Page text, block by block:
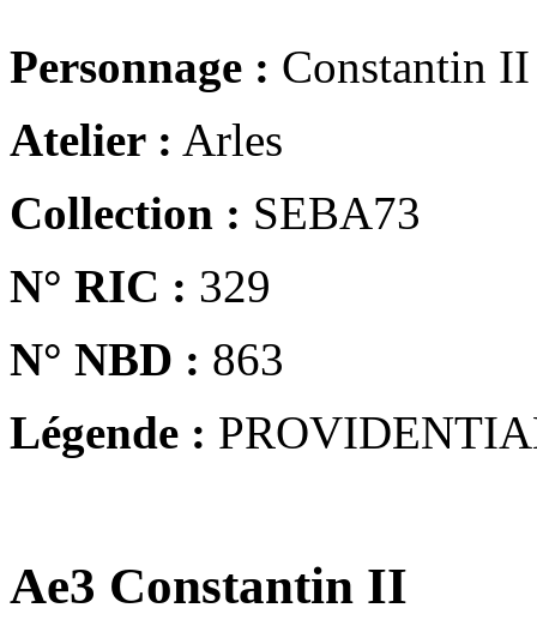
Personnage : Constantin II
Atelier : Arles
Collection : SEBA73
N° RIC : 329
N° NBD : 863
Légende :
Ae3 Constantin II